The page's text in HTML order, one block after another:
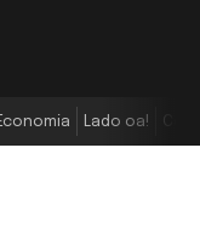
Lado oa!